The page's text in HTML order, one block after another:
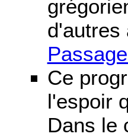
d'autres
Ce
l'espoir
Dans le